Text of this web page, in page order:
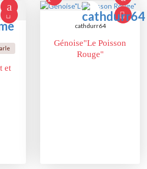
et
cathdurr64
Génoise"Le Poisson
Rouge"